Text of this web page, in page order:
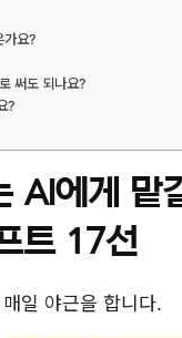
가요?
써도 되나요?
?
AI에게 맡
트 17선
일 야근을 합니다.